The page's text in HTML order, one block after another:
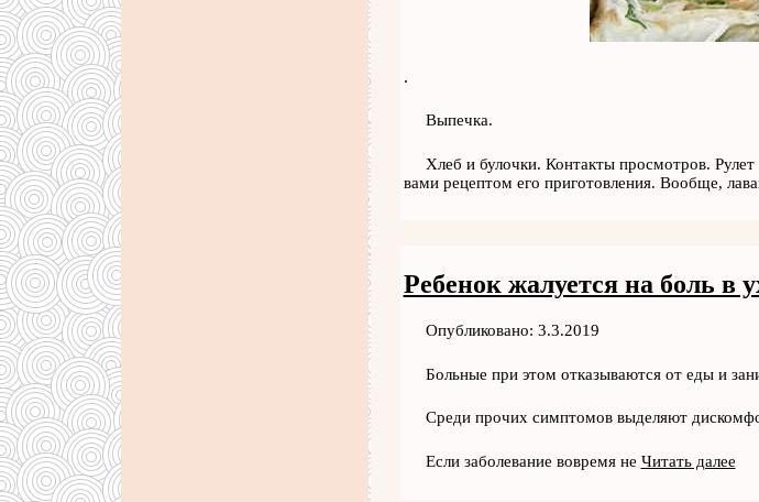
.
Выпечка.
Хлеб и булочки. Контакты просмотров.
вами рецептом его приготовления. Вообще,
Ребенок жалуется на боль в
Опубликовано: 3.3.2019
Больные при этом отказываются от еды и
Среди прочих симптомов выделяют
Если заболевание вовремя не Читать далее